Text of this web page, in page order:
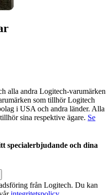
alla andra Logitech-varumärken
som tillhör Logitech
i USA och andra länder. Alla
sina respektive ägare. Se
specialerbjudande och dina
från Logitech. Du kan